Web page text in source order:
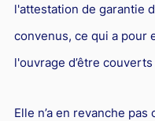
l'attestation de garantie
convenus, ce qui a pour
l'ouvrage d’être
Elle n’a en revanche